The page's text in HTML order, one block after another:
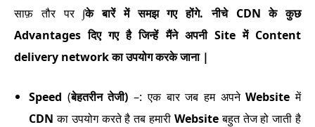
साफ़ तौर पर ∫के बारें में समझ गए होंगे. नीचे CDN के कुछ
Advantages दिए गए है जिन्हें मैंने अपनी Site में Content
delivery network का उपयोग करके जाना |
Speed (बेहतरीन तेजी) –: एक बार जब हम अपनेWebsite में
CDN का उपयोग करते है तब हमारी Websiteबहुत तेज हो जाती है